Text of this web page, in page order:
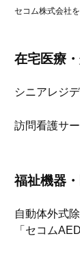
セコム株式会社
在宅医療
シニアレジ
訪問看護サ
福祉機器
自動体外式
「セコム